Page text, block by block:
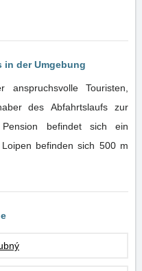
in der Umgebung
Touristen,
des Abfahrtslaufs zur
befindet sich ein
befinden sich 500 m